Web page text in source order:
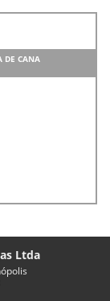
DE CANA
Ltda